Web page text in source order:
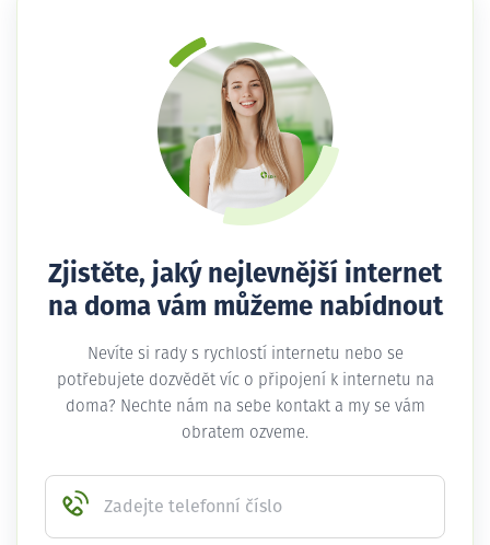
Zjistěte, jaký nejlevnější internet
na doma vám můžeme nabídnout
Nevíte si rady s rychlostí internetu nebo se
potřebujete dozvědět víc o připojení k internetu na
doma? Nechte nám na sebe kontakt a my se vám
obratem ozveme.
Zadejte telefonní číslo